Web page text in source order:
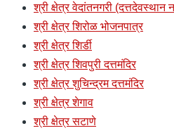
श्री क्षेत्र वेदांतनगरी (दत्तदेवस्थान
श्री क्षेत्र शिरोळ भोजनपात्र
श्री क्षेत्र शिर्डी
श्री क्षेत्र शिवपुरी दत्तमंदिर
श्री क्षेत्र शुचिन्द्रम दत्तमंदिर
श्री क्षेत्र शेगाव
श्री क्षेत्र सटाणे